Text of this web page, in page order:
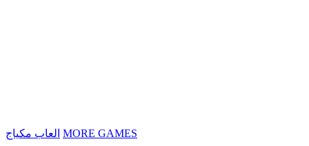
العاب مكياج MORE GAMES